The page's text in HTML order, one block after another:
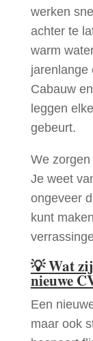
werken
achter te
warm
jarenlange
Cabauw
leggen
gebeurt.
We
Je weet
ongeveer
kunt
💡Wat
nieuwe
Een
maar ook